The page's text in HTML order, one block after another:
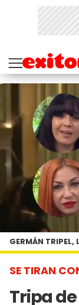
SE TIRAN
Tripa
GERMÁN TRIPEL,